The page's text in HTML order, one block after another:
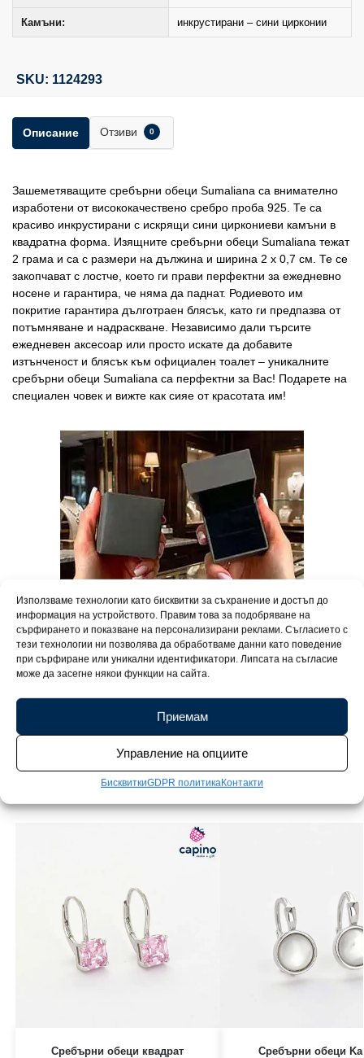
Използваме технологии като бисквитки за съхранение и достъп до
информация на устройството. Правим това за подобряване на
сърфирането и показване на персонализирани реклами. Съгласието с
тези технологии ни позволява да обработваме данни като поведение
при сърфиране или уникални идентификатори. Липсата на съгласие
може да засегне някои функции на сайта.
Приемам
Управление на опциите
БисквиткиGDPR политикаКонтакти
Камъни: инкрустирани – сини цирконии
SKU: 1124293
Описание Отзиви 0
Зашеметяващите сребърни обеци Sumaliana са внимателно
изработени от висококачествено сребро проба 925. Те са
красиво инкрустирани с искрящи сини циркониеви камъни в
квадратна форма. Изящните сребърни обеци Sumaliana тежат
2 грама и са с размери на дължина и ширина 2 х 0,7 см. Те се
закопчават с лостче, което ги прави перфектни за ежедневно
носене и гарантира, че няма да паднат. Родиевото им
покритие гарантира дълготраен блясък, като ги предпазва от
потъмняване и надраскване. Независимо дали търсите
ежедневен аксесоар или просто искате да добавите
изтънченост и блясък към официален тоалет – уникалните
сребърни обеци Sumaliana са перфектни за Вас! Подарете на
специален човек и вижте как сияе от красотата им!
елегантна подаръчна опаковка, готово да зарадва любим
човек.
Свързани продукти
Сребърни обеци квадрат
Сребърни обеци